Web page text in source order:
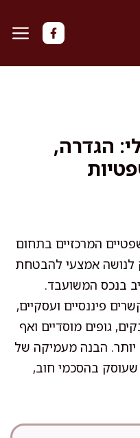
הגדרה,
המרכזיים בתחום
לנושה אמצעי להבטחת
בנכס המשועבד.
פיננסיים ועסקיים,
גופים מוסדיים ואף
יותר. הבנה מעמיקה של
שעוסק בהסכמי חוב,